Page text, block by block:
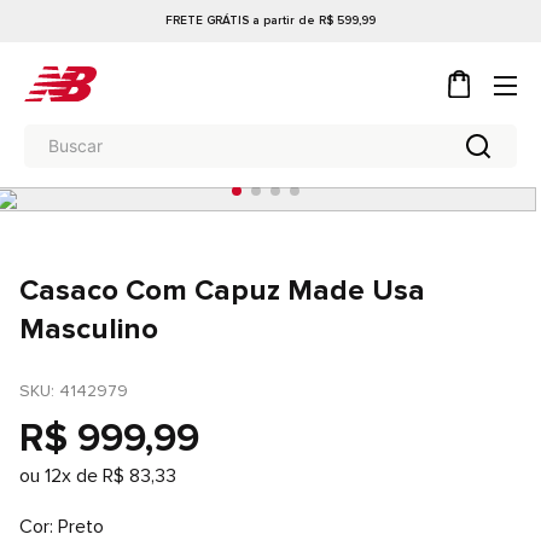
FRETE GRÁTIS a partir de R$ 599,99
Casaco Com Capuz Made Usa
Masculino
SKU: 4142979
R$ 999,99
ou 12x de R$ 83,33
Cor Preto